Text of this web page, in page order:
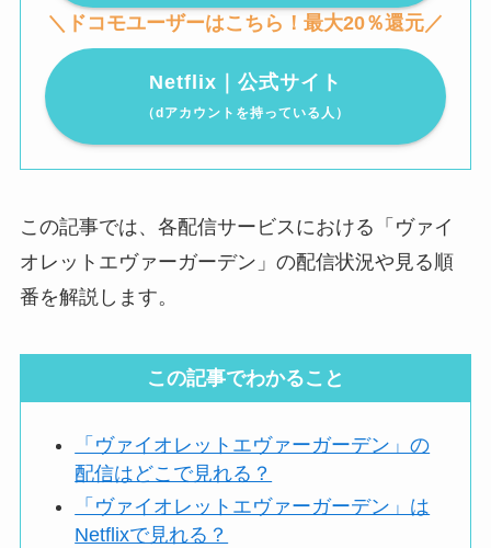
＼ドコモユーザーはこちら！最大20％還元／
Netflix｜公式サイト
（dアカウントを持っている人）
この記事では、各配信サービスにおける「ヴァイ
オレットエヴァーガーデン」の配信状況や見る順
番を解説します。
この記事でわかること
「ヴァイオレットエヴァーガーデン」の
配信はどこで見れる？
「ヴァイオレットエヴァーガーデン」は
Netflixで見れる？